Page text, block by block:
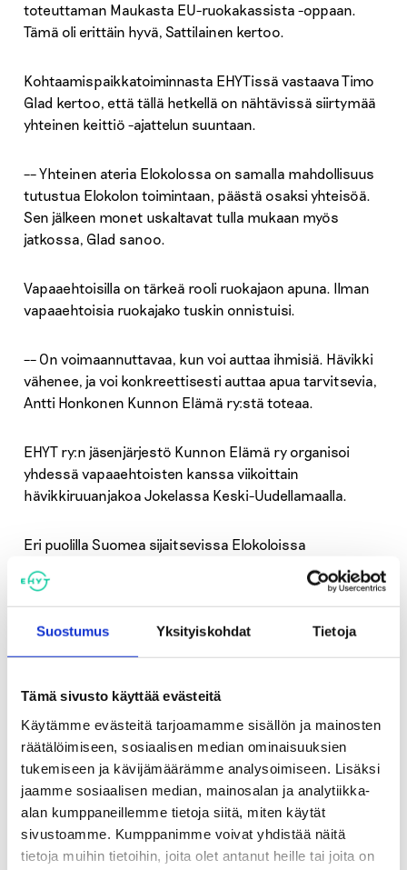
Suostumus Yksityiskohdat Tietoja
Tämä sivusto käyttää evästeitä
Käytämme evästeitä tarjoamamme sisällön ja mainosten
räätälöimiseen, sosiaalisen median ominaisuuksien
tukemiseen ja kävijämäärämme analysoimiseen. Lisäksi
jaamme sosiaalisen median, mainosalan ja analytiikka-
alan kumppaneillemme tietoja siitä, miten käytät
sivustoamme. Kumppanimme voivat yhdistää näitä
tietoja muihin tietoihin, joita olet antanut heille tai joita on
toteuttaman Maukasta EU-ruokakassista -oppaan.
Tämä oli erittäin hyvä, Sattilainen kertoo.
Kohtaamispaikkatoiminnasta EHYTissä vastaava Timo
Glad kertoo, että tällä hetkellä on nähtävissä siirtymää
yhteinen keittiö -ajattelun suuntaan.
–– Yhteinen ateria Elokolossa on samalla mahdollisuus
tutustua Elokolon toimintaan, päästä osaksi yhteisöä.
Sen jälkeen monet uskaltavat tulla mukaan myös
jatkossa, Glad sanoo.
Vapaaehtoisilla on tärkeä rooli ruokajaon apuna. Ilman
vapaaehtoisia ruokajako tuskin onnistuisi.
–– On voimaannuttavaa, kun voi auttaa ihmisiä. Hävikki
vähenee, ja voi konkreettisesti auttaa apua tarvitsevia,
Antti Honkonen Kunnon Elämä ry:stä toteaa.
EHYT ry:n jäsenjärjestö Kunnon Elämä ry organisoi
yhdessä vapaaehtoisten kanssa viikoittain
hävikkiruuanjakoa Jokelassa Keski-Uudellamaalla.
Eri puolilla Suomea sijaitsevissa Elokoloissa
hävikkiruokajakelu, edulliset lounaat ja aamupuurot
jatkuvat. Ruokajako ja tarjolla olevat tuotteet vaihtelevat
Elokolosta riippuen.
Vähävaraisimmille suunnatun eurooppalaisen avun
yhteenkuuluvuutta Euroopan unionissa ja vähentää
köyhyydessä ja syrjäytymisvaarassa elävien ihmisten
määrää. EHYT ry:n Elokolot olivat mukana FEAD
rahaston kautta toteutetussa ruokajaossa vuosina
2014-2021. EU:n ruoka-apu tässä muodossa päättyi
vuoteen 2021.